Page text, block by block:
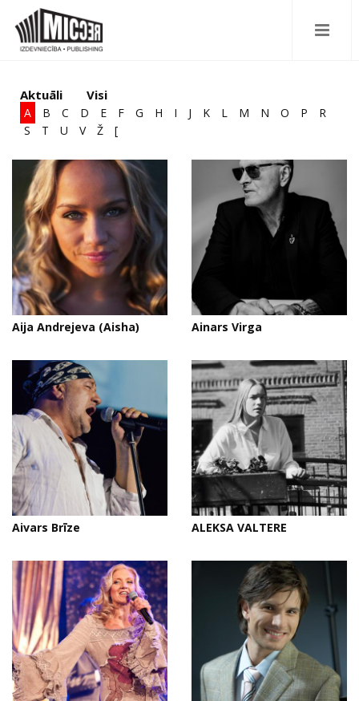
Aktuāli Visi
A B C D E F G H I J K L M N O P
R
S
T U V Ž [
Aija Andrejeva (Aisha) Ainars Virga
Aivars Brīze ALEKSA VALTERE